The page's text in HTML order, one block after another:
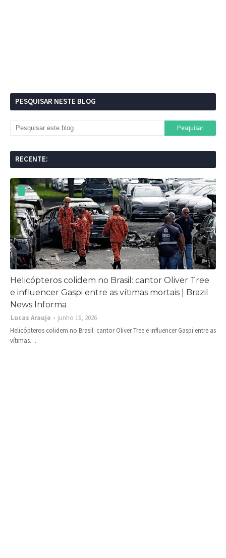
PESQUISAR NESTE BLOG
RECENTE:
Helicópteros colidem no Brasil: cantor Oliver Tree
e influencer Gaspi entre as vítimas mortais | Brazil
News Informa
Lucas Araujo
junho 16, 2026
Helicópteros colidem no Brasil: cantor Oliver Tree e influencer Gaspi entre as
vítimas…